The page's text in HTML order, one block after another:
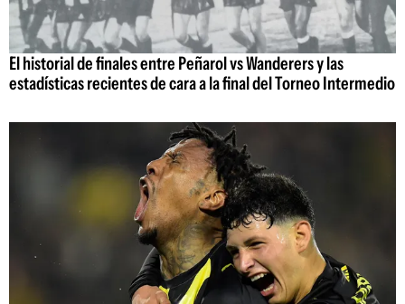
El historial de finales entre Peñarol vs Wanderers y las
estadísticas recientes de cara a la final del Torneo Intermedio